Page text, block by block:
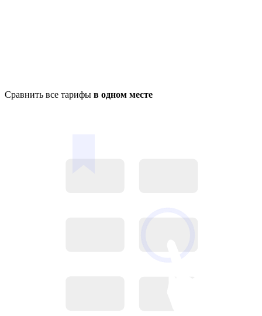
Сравнить все тарифы в одном месте